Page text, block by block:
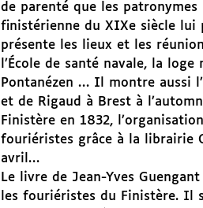
de parenté que les patronymes
finistérienne du XIXe siècle
présente les lieux et les
l’École de santé navale, la
Pontanézen … Il montre aussi
et de Rigaud à Brest à
Finistère en 1832,
fouriéristes grâce à la librairie
avril…
Le livre de Jean-Yves
les fouriéristes du Finistère. Il